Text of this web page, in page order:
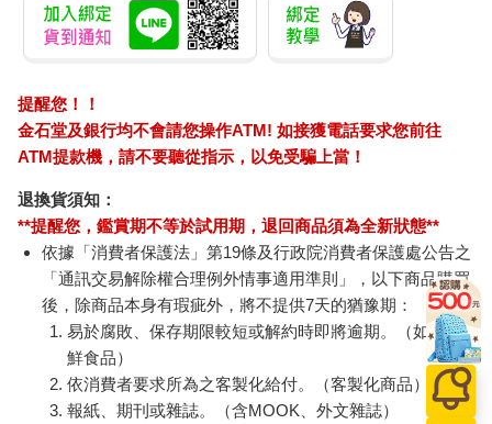
提醒您！！
金石堂及銀行均不會請您操作ATM! 如接獲電話要求您前往
ATM提款機，請不要聽從指示，以免受騙上當！
退換貨須知：
**提醒您，鑑賞期不等於試用期，退回商品須為全新狀態**
依據「消費者保護法」第19條及行政院消費者保護處公告之
「通訊交易解除權合理例外情事適用準則」，以下商品購買
後，除商品本身有瑕疵外，將不提供7天的猶豫期：
易於腐敗、保存期限較短或解約時即將逾期。（如：生
鮮食品）
依消費者要求所為之客製化給付。（客製化商品）
報紙、期刊或雜誌。（含MOOK、外文雜誌）